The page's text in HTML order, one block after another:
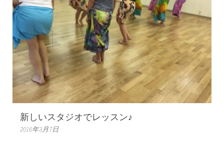
新しいスタジオでレッスン♪
2016年3月7日